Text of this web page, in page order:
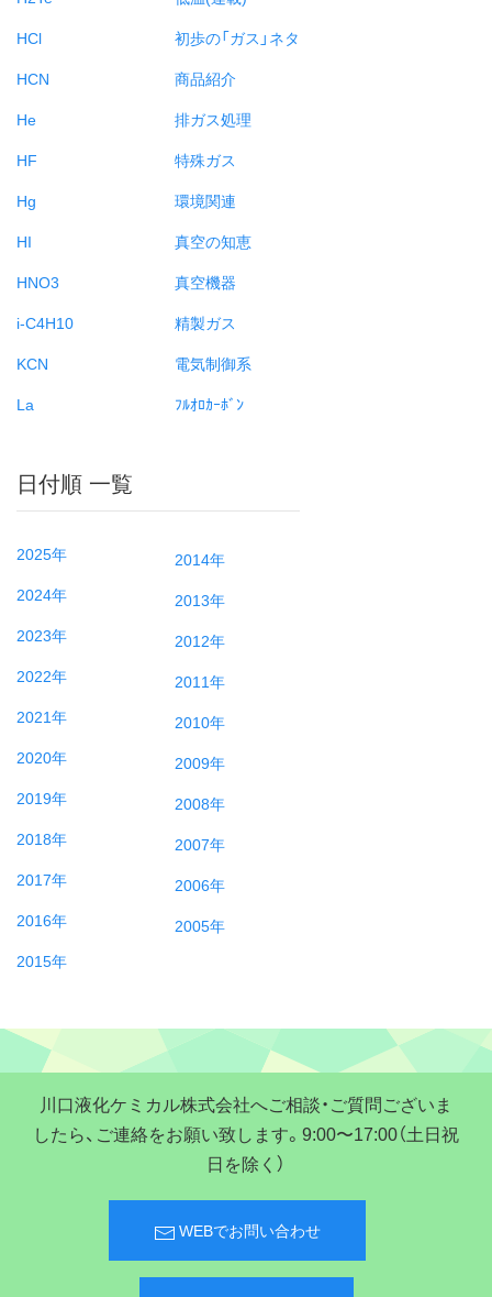
HCl
HCN
He
HF
Hg
HI
HNO3
i-C4H10
KCN
La
初歩の「ガス」ネタ
商品紹介
排ガス処理
特殊ガス
環境関連
真空の知恵
真空機器
精製ガス
電気制御系
ﾌﾙｵﾛｶｰﾎﾞﾝ
日付順 一覧
2025年
2024年
2023年
2022年
2021年
2020年
2019年
2018年
2017年
2016年
2015年
2014年
2013年
2012年
2011年
2010年
2009年
2008年
2007年
2006年
2005年
川口液化ケミカル株式会社へご相談・ご質問ございま
したら、ご連絡をお願い致します。9:00〜17:00（土日祝
日を除く）
WEBでお問い合わせ